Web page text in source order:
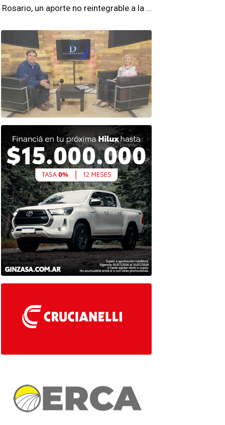
Rosario, un aporte no reintegrable a la ...